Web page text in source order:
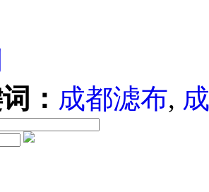
： 成都滤布,